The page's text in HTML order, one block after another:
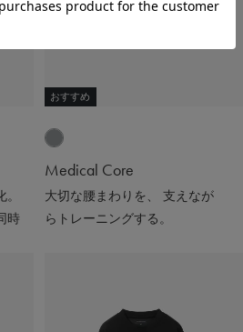
時
おすすめ
Medical Core
大切な腰まわりを、 支えなが
らトレーニングする。